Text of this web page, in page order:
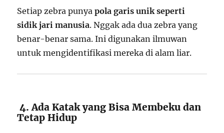
Setiap zebra punyapola garis unik seperti
sidik jari manusia. Nggak ada dua zebra yang
benar-benar sama. Ini digunakan ilmuwan
untuk mengidentifikasi mereka di alam liar.
4. Ada Katak yang Bisa Membeku dan
Tetap Hidup